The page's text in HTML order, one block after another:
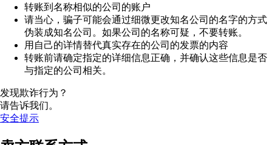
转账到名称相似的公司的账户
请当心，骗子可能会通过细微更改知名公司的名字的方式
伪装成知名公司。如果公司的名称可疑，不要转账。
用自己的详情替代真实存在的公司的发票的内容
转账前请确定指定的详细信息正确，并确认这些信息是否
与指定的公司相关。
发现欺诈行为？
请告诉我们。
安全提示